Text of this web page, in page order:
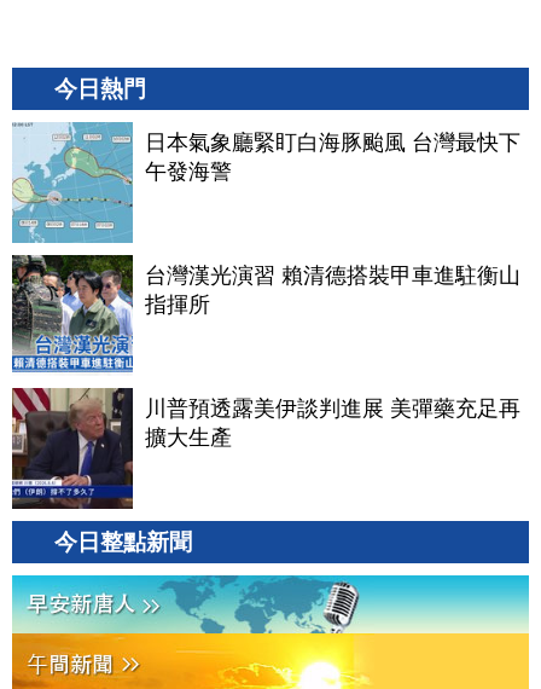
今日熱門
日本氣象廳緊盯白海豚颱風 台灣最快下
午發海警
台灣漢光演習 賴清德搭裝甲車進駐衡山
指揮所
川普預透露美伊談判進展 美彈藥充足再
擴大生產
今日整點新聞